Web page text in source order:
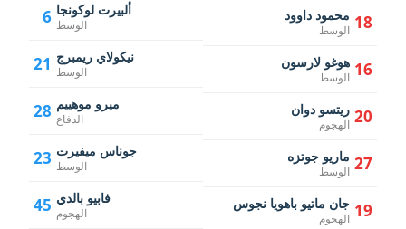
6 ألبيرت لوكونجا
الوسط
21 نيكولاي ريمبرج
الوسط
28 ميرو موهييم
الدفاع
23 جوناس ميفيرت
الوسط
45 فابيو بالدي
الهجوم
18 محمود داوود
الوسط
16 هوغو لارسون
الوسط
20 ريتسو دوان
الهجوم
27 ماريو جوتزه
الوسط
19 جان ماتيو باهويا نجوس
الهجوم